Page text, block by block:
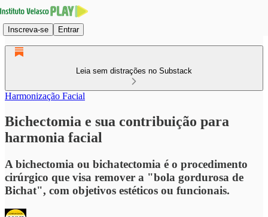
Inscreva-se Entrar
Leia sem distrações no Substack
Harmonização Facial
Bichectomia e sua contribuição para
harmonia facial
A bichectomia ou bichatectomia é o procedimento
cirúrgico que visa remover a "bola gordurosa de
Bichat", com objetivos estéticos ou funcionais.